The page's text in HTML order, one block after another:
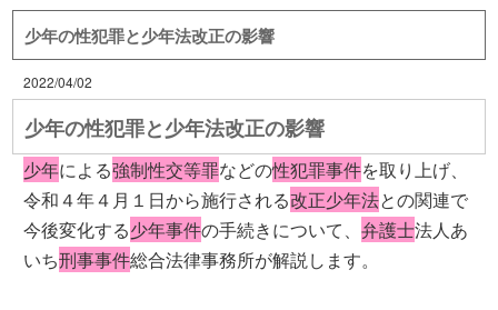
少年の性犯罪と少年法改正の影響
2022/04/02
少年の性犯罪と少年法改正の影響
少年による強制性交等罪などの性犯罪事件を取り上げ、
令和４年４月１日から施行される改正少年法との関連で
今後変化する少年事件の手続きについて、弁護士法人あ
いち刑事事件総合法律事務所が解説します。